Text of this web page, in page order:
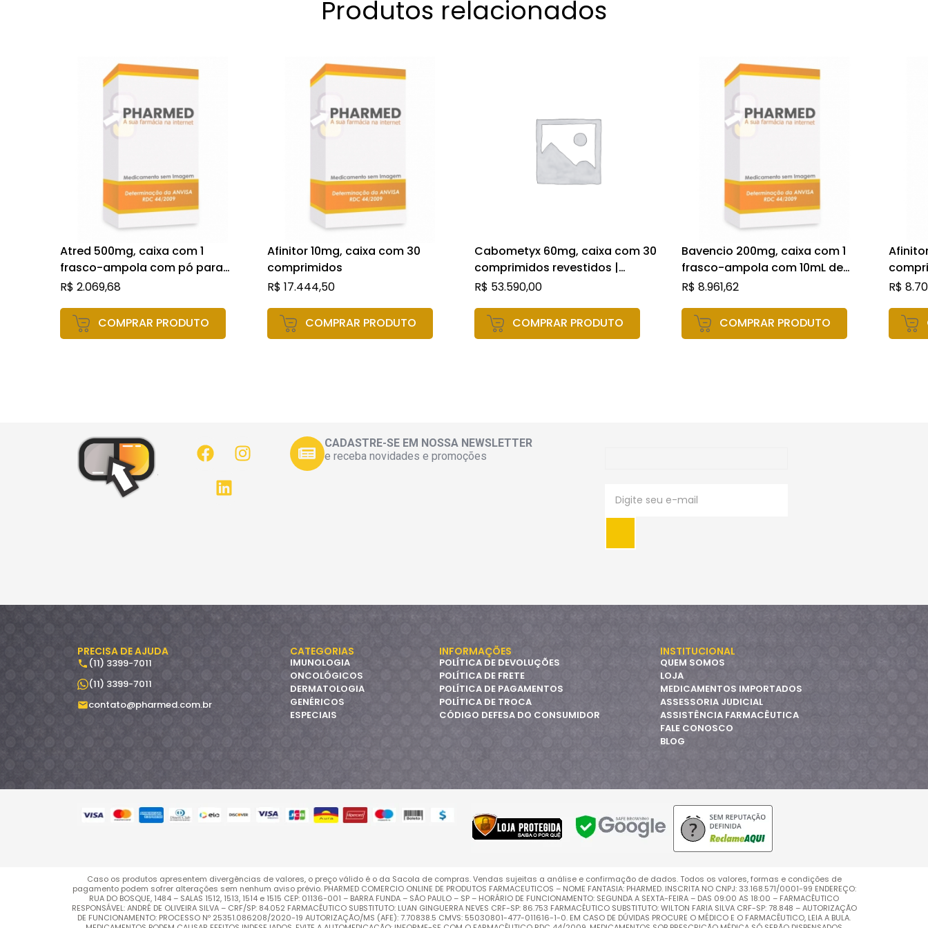
Produtos relacionados
Atred 500mg, caixa com 1
frasco-ampola com pó para
solução de uso intravenoso
R$ 2.069,68
COMPRAR PRODUTO
Afinitor 10mg, caixa com 30
comprimidos
R$ 17.444,50
COMPRAR PRODUTO
Cabometyx 60mg, caixa com 30
comprimidos revestidos |
Levomalato de Cabozantinibe
R$ 53.590,00
COMPRAR PRODUTO
Bavencio 200mg, caixa com 1
frasco-ampola com 10mL de
solução de uso intravenoso
R$ 8.961,62
COMPRAR PRODUTO
R$
CADASTRE-SE EM NOSSA NEWSLETTER
e receba novidades e promoções
PRECISA DE AJUDA
(11) 3399-7011
(11) 3399-7011
contato@pharmed.com.br
CATEGORIAS
IMUNOLOGIA
ONCOLÓGICOS
DERMATOLOGIA
GENÉRICOS
ESPECIAIS
INFORMAÇÕES
POLÍTICA DE DEVOLUÇÕES
POLÍTICA DE FRETE
POLÍTICA DE PAGAMENTOS
POLÍTICA DE TROCA
CÓDIGO DEFESA DO CONSUMIDOR
INSTITUCIONAL
QUEM SOMOS
LOJA
MEDICAMENTOS IMPORTADOS
ASSESSORIA JUDICIAL
ASSISTÊNCIA FARMACÊUTICA
FALE CONOSCO
BLOG
Caso os produtos apresentem divergências de valores, o preço válido é o da Sacola de compras. Vendas sujeitas a análise e confirmação de dados. Todos os valores, formas e condições de
pagamento podem sofrer alterações sem nenhum aviso prévio. PHARMED COMERCIO ONLINE DE PRODUTOS FARMACEUTICOS – NOME FANTASIA: PHARMED. INSCRITA NO CNPJ: 33.168.571/0001-99 ENDEREÇO:
RUA DO BOSQUE, 1484 – SALAS 1512, 1513, 1514 e 1515 CEP: 01136-001 – BARRA FUNDA – SÃO PAULO – SP – HORÁRIO DE FUNCIONAMENTO: SEGUNDA A SEXTA-FEIRA – DAS 09:00 AS 18:00 – FARMACÊUTICO
RESPONSÁVEL: ANDRÉ DE OLIVEIRA SILVA – CRF/SP: 84.052 FARMACÊUTICO SUBSTITUTO: LUAN GINGUERRA NEVES CRF-SP: 86.753 FARMACÊUTICO SUBSTITUTO: WILTON FARIA SILVA CRF-SP: 78.848 – AUTORIZAÇÃO
DE FUNCIONAMENTO: PROCESSO Nº 25351.086208/2020-19 AUTORIZAÇÃO/MS (AFE): 7.70838.5 CMVS: 55030801-477-011616-1-0. EM CASO DE DÚVIDAS PROCURE O MÉDICO E O FARMACÊUTICO, LEIA A BULA.